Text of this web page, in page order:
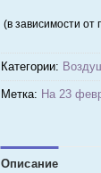
(в зависимости от
Категории:
Метка: На 23
Описание